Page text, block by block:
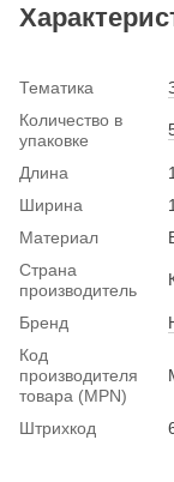
Тематика
Количество в
упаковке
Длина
Ширина
Материал
Страна
производитель
Бренд
Код
производителя
товара (MPN)
Штрихкод